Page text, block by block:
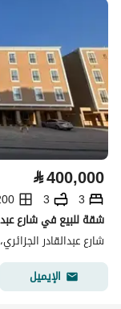
⃁400,000
3
3
200
شارع عبدالقادر
الإيميل